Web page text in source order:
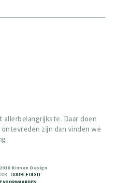
allerbelangrijkste. Daar doen
zijn dan vinden we
Binnen Design
DOUBLE DIGIT
VOORWAARDEN